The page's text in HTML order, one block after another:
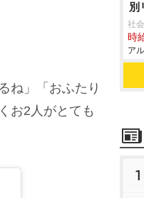
ね」「おふたり
お2人がとても
別
社
時
ア
1